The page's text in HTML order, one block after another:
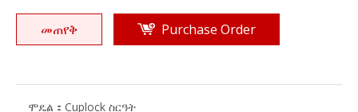
መጠየቅ Purchase Order
ሞዴል： Cuplock ስርዓት